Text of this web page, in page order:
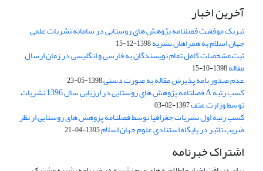
آخرین اخبار
تبریک موفقیت فصلنامه پژوهش های روستایی در سامانه نشریات علمی
جهان اسلام به همراهان نشریه1398-12-15
ثبت مشخصات کامل تمام نویسندگان به فارسی و انگلیسی در زمان ارسال
مقاله1398-10-15
عدم صدور نامه پذیرش مقاله به صورت دستی1398-05-23
کسب رتبه A فصلنامه پژوهش های روستایی در ارزیابی سال 1396 نشریات
توسط وزارت عتف1397-02-03
کسب رتبه اول نشریات جغرافیا توسط فصلنامه پژوهش های روستایی از نظر
ضریب تاثیر در پایگاه استنادی علوم جهان اسلام1395-04-21
اشتراک خبرنامه